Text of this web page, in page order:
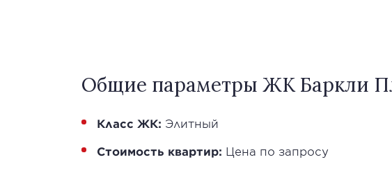
Общие параметры ЖК Баркли
Класс ЖК: Элитный
Стоимость квартир: Цена по запросу